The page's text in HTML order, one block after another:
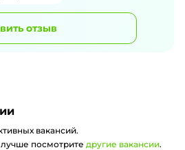
отзыв
вакансий.
лучше посмотрите другие вакансии.